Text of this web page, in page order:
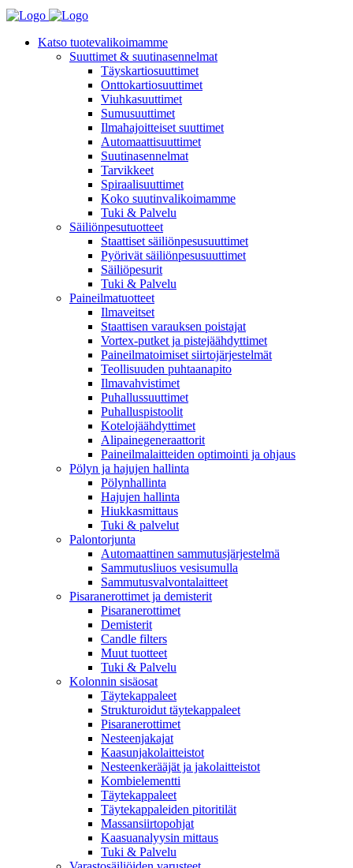
Katso tuotevalikoimamme
Suuttimet & suutinasennelmat
Täyskartiosuuttimet
Onttokartiosuuttimet
Viuhkasuuttimet
Sumusuuttimet
Ilmahajoitteiset suuttimet
Automaattisuuttimet
Suutinasennelmat
Tarvikkeet
Spiraalisuuttimet
Koko suutinvalikoimamme
Tuki & Palvelu
Säiliönpesutuotteet
Staattiset säiliönpesusuuttimet
Pyörivät säiliönpesusuuttimet
Säiliöpesurit
Tuki & Palvelu
Paineilmatuotteet
Ilmaveitset
Staattisen varauksen poistajat
Vortex-putket ja pistejäähdyttimet
Paineilmatoimiset siirtojärjestelmät
Teollisuuden puhtaanapito
Ilmavahvistimet
Puhallussuuttimet
Puhalluspistoolit
Kotelojäähdyttimet
Alipainegeneraattorit
Paineilmalaitteiden optimointi ja ohjaus
Pölyn ja hajujen hallinta
Pölynhallinta
Hajujen hallinta
Hiukkasmittaus
Tuki & palvelut
Palontorjunta
Automaattinen sammutusjärjestelmä
Sammutusliuos vesisumulla
Sammutusvalvontalaitteet
Pisaranerottimet ja demisterit
Pisaranerottimet
Demisterit
Candle filters
Muut tuotteet
Tuki & Palvelu
Kolonnin sisäosat
Täytekappaleet
Strukturoidut täytekappaleet
Pisaranerottimet
Nesteenjakajat
Kaasunjakolaitteistot
Nesteenkerääjät ja jakolaitteistot
Kombielementti
Täytekappaleet
Täytekappaleiden pitoritilät
Massansiirtopohjat
Kaasuanalyysin mittaus
Tuki & Palvelu